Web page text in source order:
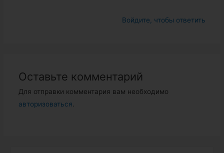
Войдите, чтобы ответить
Оставьте комментарий
Для отправки комментария вам необходимо
авторизоваться